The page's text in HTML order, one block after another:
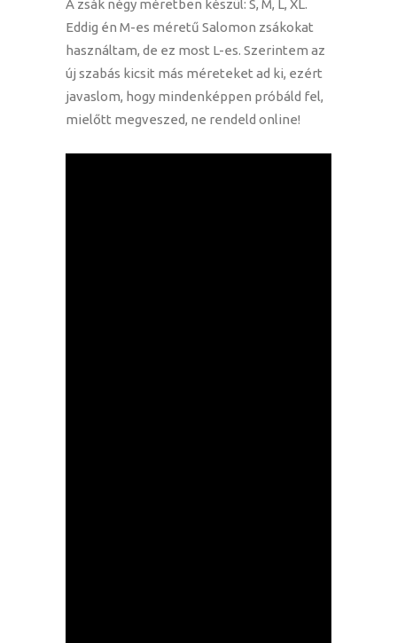
A zsák négy méretben készül: S, M, L, XL.
Eddig én M-es méretű Salomon zsákokat
használtam, de ez most L-es. Szerintem az
új szabás kicsit más méreteket ad ki, ezért
javaslom, hogy mindenképpen próbáld fel,
mielőtt megveszed, ne rendeld online!